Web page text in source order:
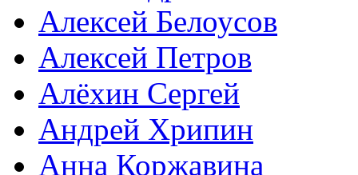
Алексей Белоусов
Алексей Петров
Алёхин Сергей
Андрей Хрипин
Анна Коржавина